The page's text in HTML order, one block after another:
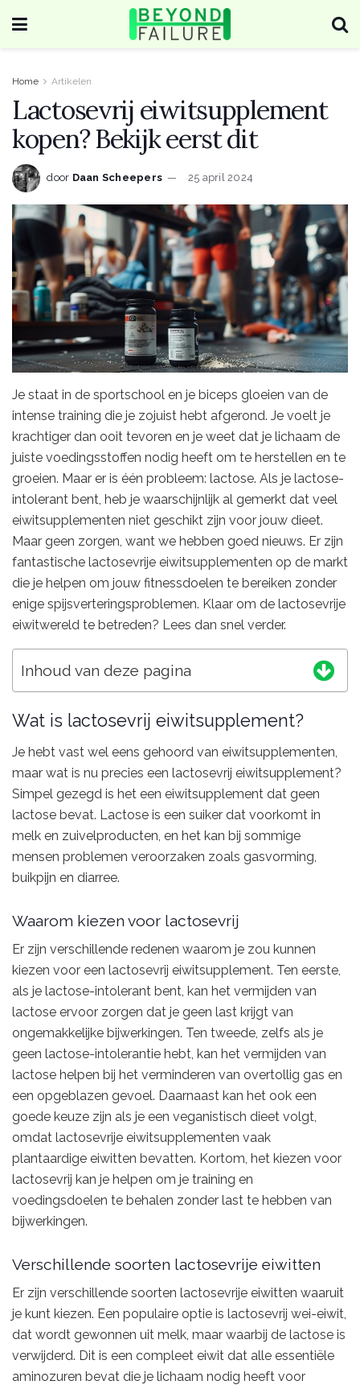
Home Artikelen
Lactosevrij eiwitsupplement
kopen? Bekijk eerst dit
door Daan Scheepers 25 april 2024
Je staat in de sportschool en je biceps gloeien van de
intense training die je zojuist hebt afgerond. Je voelt je
krachtiger dan ooit tevoren en je weet dat je lichaam de
juiste voedingsstoffen nodig heeft om te herstellen en te
groeien. Maar er is één probleem: lactose. Als je lactose-
intolerant bent, heb je waarschijnlijk al gemerkt dat veel
eiwitsupplementen niet geschikt zijn voor jouw dieet.
Maar geen zorgen, want we hebben goed nieuws. Er zijn
fantastische lactosevrije eiwitsupplementen op de markt
die je helpen om jouw fitnessdoelen te bereiken zonder
enige spijsverteringsproblemen. Klaar om de lactosevrije
eiwitwereld te betreden? Lees dan snel verder.
Inhoud van deze pagina
Wat is lactosevrij eiwitsupplement?
Je hebt vast wel eens gehoord van eiwitsupplementen,
maar wat is nu precies een lactosevrij eiwitsupplement?
Simpel gezegd is het een eiwitsupplement dat geen
lactose bevat. Lactose is een suiker dat voorkomt in
melk en zuivelproducten, en het kan bij sommige
mensen problemen veroorzaken zoals gasvorming,
buikpijn en diarree.
Waarom kiezen voor lactosevrij
Er zijn verschillende redenen waarom je zou kunnen
kiezen voor een lactosevrij eiwitsupplement. Ten eerste,
als je lactose-intolerant bent, kan het vermijden van
lactose ervoor zorgen dat je geen last krijgt van
ongemakkelijke bijwerkingen. Ten tweede, zelfs als je
geen lactose-intolerantie hebt, kan het vermijden van
lactose helpen bij het verminderen van overtollig gas en
een opgeblazen gevoel. Daarnaast kan het ook een
goede keuze zijn als je een veganistisch dieet volgt,
omdat lactosevrije eiwitsupplementen vaak
plantaardige eiwitten bevatten. Kortom, het kiezen voor
lactosevrij kan je helpen om je training en
voedingsdoelen te behalen zonder last te hebben van
bijwerkingen.
Verschillende soorten lactosevrije eiwitten
Er zijn verschillende soorten lactosevrije eiwitten waaruit
je kunt kiezen. Een populaire optie is lactosevrij wei-eiwit,
dat wordt gewonnen uit melk, maar waarbij de lactose is
verwijderd. Dit is een compleet eiwit dat alle essentiële
aminozuren bevat die je lichaam nodig heeft voor